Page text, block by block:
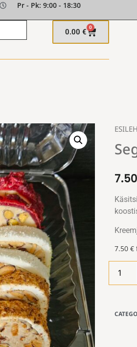
Pr - Pk: 9:00 - 18:30
0.00 € 0
7.50
7.50€